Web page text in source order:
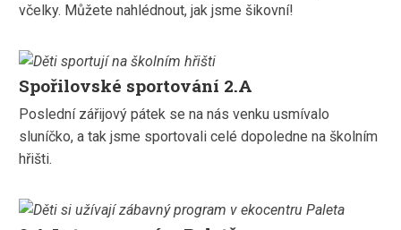
včelky. Můžete nahlédnout, jak jsme šikovní!
Spořilovské sportování 2.A
Poslední zářijový pátek se na nás venku usmívalo
sluníčko, a tak jsme sportovali celé dopoledne na školním
hřišti.